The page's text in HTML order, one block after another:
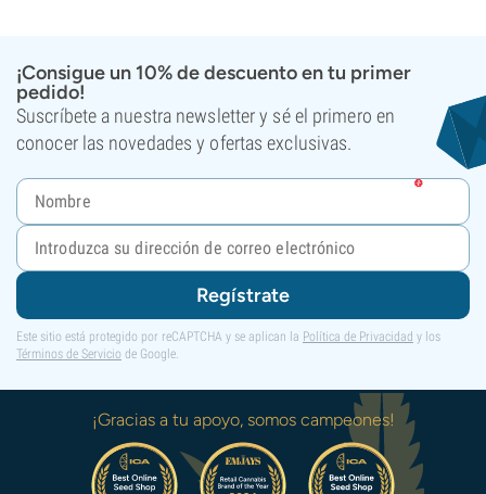
¡Consigue un 10% de descuento en tu primer
pedido!
Suscríbete a nuestra newsletter y sé el primero en
conocer las novedades y ofertas exclusivas.
Regístrate
Este sitio está protegido por reCAPTCHA y se aplican la Política de Privacidad y los
Términos de Servicio de Google.
¡Gracias a tu apoyo, somos campeones!